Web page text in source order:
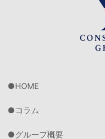
HOME
コラム
グループ概要